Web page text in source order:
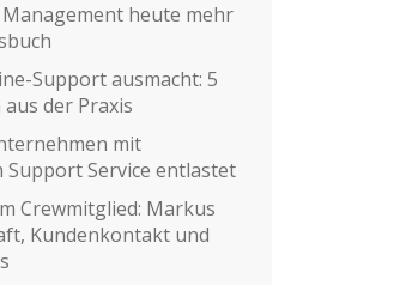
heute mehr
Support ausmacht: 5
der Praxis
mit
Service entlastet
Crewmitglied: Markus
Kundenkontakt und